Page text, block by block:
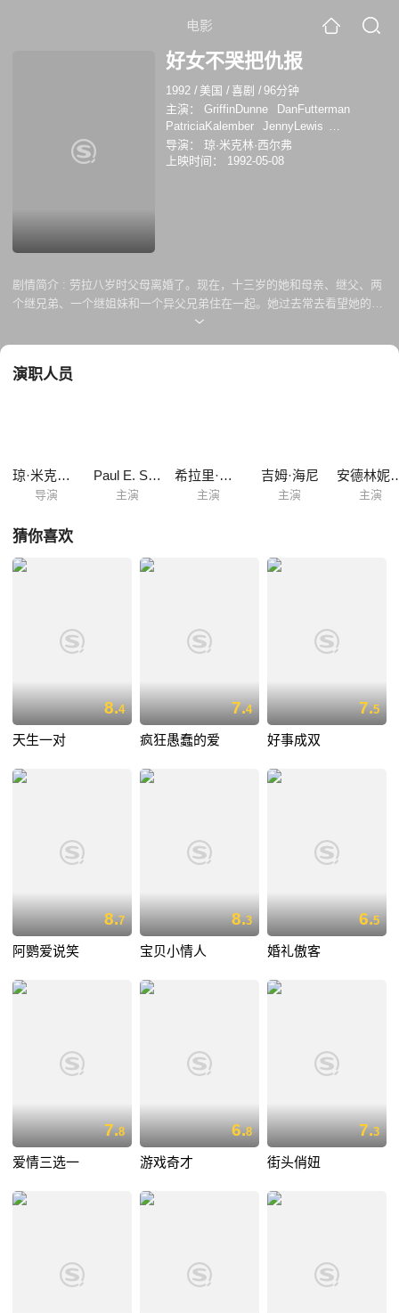
电影
好女不哭把仇报
1992 / 美国 /喜剧 /96分钟
主演：
GriffinDunne
DanFutterman
PatriciaKalember
JennyLewis
BenSavage
JessicaSeely
Short
希拉里·沃尔夫
Trenton Teigen
导演：
琼·米克林·西尔弗
上映时间：
1992-05-08
剧情简介 : 劳拉八岁时父母离婚了。现在，十三岁的她和母亲、继父、两
个继兄弟、一个继姐妹和一个异父兄弟住在一起。她过去常去看望她的父
亲、继母(第三个继母)和同父异母的妹妹，但现在又要离婚了，所以劳拉
演职人员
琼·米克林·西尔弗
导演
Paul E. Short
主演
希拉里·沃尔夫
主演
吉姆·海尼
主演
安德
主演
猜你喜欢
8.4
天生一对
7.4
疯狂愚蠢的爱
7.5
好事成双
8.7
阿鹦爱说笑
8.3
宝贝小情人
6.5
婚礼傲客
7.8
爱情三选一
6.8
游戏奇才
7.3
街头俏妞